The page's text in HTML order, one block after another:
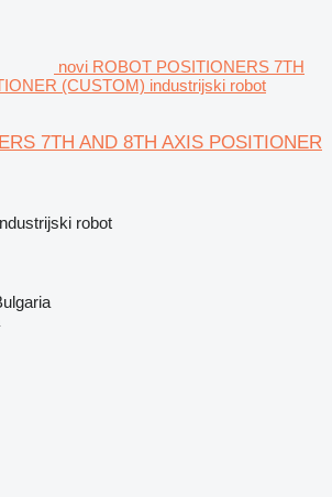
novi ROBOT POSITIONERS 7TH
(CUSTOM) industrijski robot
7TH AND 8TH AXIS POSITIONER
robot